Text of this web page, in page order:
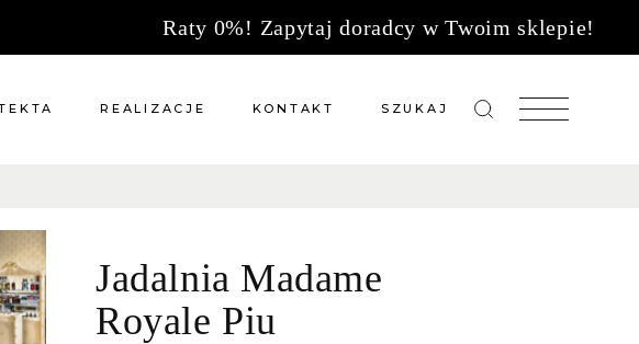
Raty 0%! Zapytaj doradcy w Twoim sklepie!
REALIZACJE KONTAKT
Kuchnie
SZUKAJ
Jadalnia Madame
Royale Piu